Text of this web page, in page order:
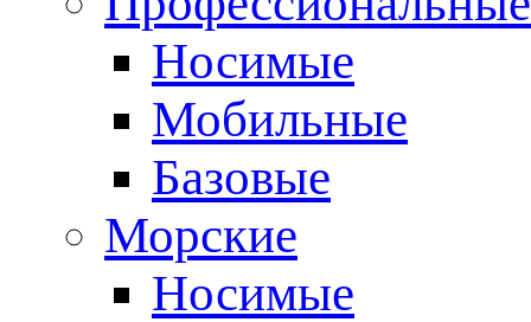
Носимые
Мобильные
Базовые
Морские
Носимые